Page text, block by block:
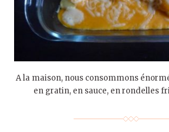
A la maison, nous consommons
en gratin, en sauce, en rondelles